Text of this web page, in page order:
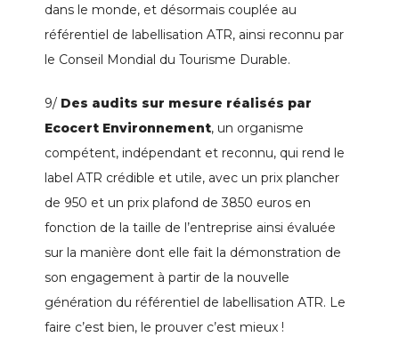
dans le monde, et désormais couplée au
référentiel de labellisation ATR, ainsi reconnu par
le Conseil Mondial du Tourisme Durable.
9/ Des audits sur mesure réalisés par
Ecocert Environnement, un organisme
compétent, indépendant et reconnu, qui rend le
label ATR crédible et utile, avec un prix plancher
de 950 et un prix plafond de 3850 euros en
fonction de la taille de l’entreprise ainsi évaluée
sur la manière dont elle fait la démonstration de
son engagement à partir de la nouvelle
génération du référentiel de labellisation ATR. Le
faire c’est bien, le prouver c’est mieux !